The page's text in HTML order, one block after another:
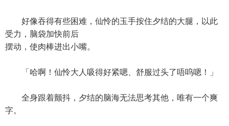
好像吞得有些困难，仙怜的玉手按住夕结的大腿，以此
受力，脑袋加快前后
摆动，使肉棒进出小嘴。
「哈啊！仙怜大人吸得好紧嗯、舒服过头了唔呜嗯！」
全身跟着颤抖，夕结的脑海无法思考其他，唯有一个爽
字。